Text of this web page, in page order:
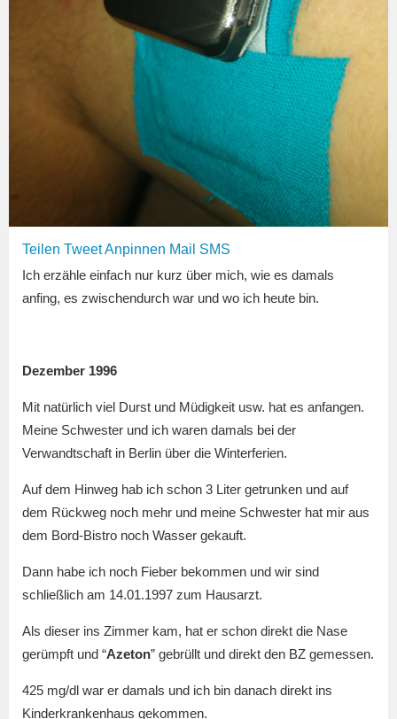
Teilen TweetAnpinnen Mail SMS
Ich erzähle einfach nur kurz über mich, wie es damals
anfing, es zwischendurch war und wo ich heute bin.
Dezember 1996
Mit natürlich viel Durst und Müdigkeit usw. hat es anfangen.
Meine Schwester und ich waren damals bei der
Verwandtschaft in Berlin über die Winterferien.
Auf dem Hinweg hab ich schon 3 Liter getrunken und auf
dem Rückweg noch mehr und meine Schwester hat mir aus
dem Bord-Bistro noch Wasser gekauft.
Dann habe ich noch Fieber bekommen und wir sind
schließlich am 14.01.1997 zum Hausarzt.
Als dieser ins Zimmer kam, hat er schon direkt die Nase
gerümpft und “Azeton” gebrüllt und direkt den BZ gemessen.
425 mg/dl war er damals und ich bin danach direkt ins
Kinderkrankenhaus gekommen.